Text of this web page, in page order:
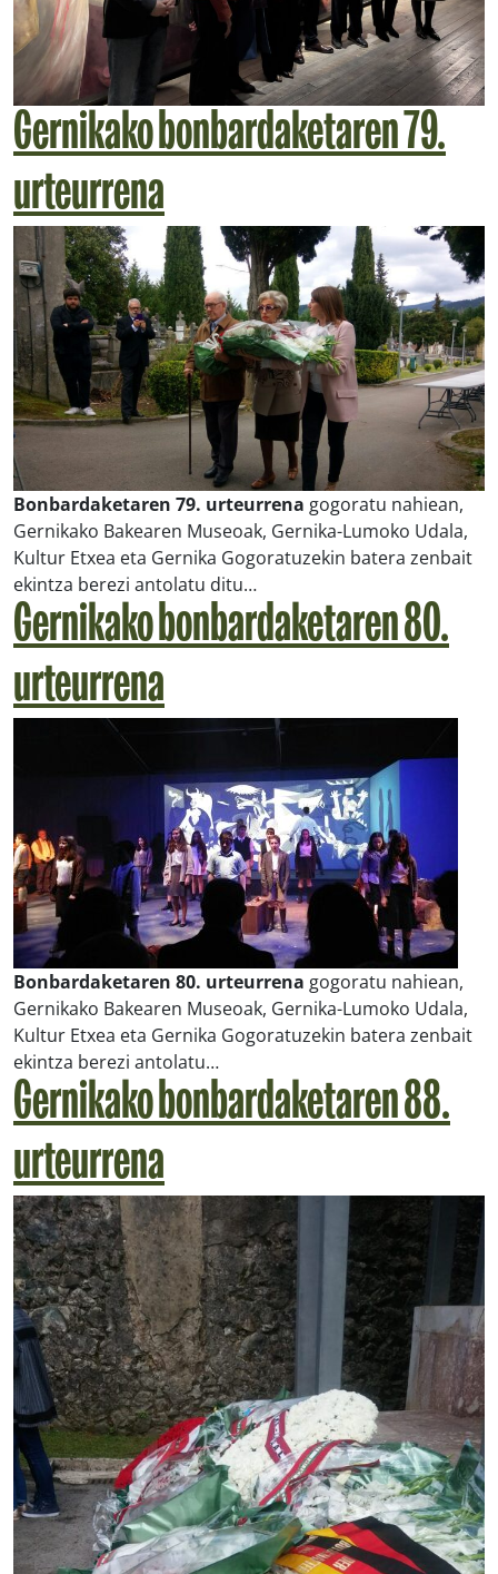
Gernikako bonbardaketaren 79.
urteurrena
Bonbardaketaren 79. urteurrena gogoratu nahiean,
Gernikako Bakearen Museoak, Gernika-Lumoko Udala,
Kultur Etxea eta Gernika Gogoratuzekin batera zenbait
ekintza berezi antolatu ditu…
Gernikako bonbardaketaren 80.
urteurrena
Bonbardaketaren 80. urteurrena gogoratu nahiean,
Gernikako Bakearen Museoak, Gernika-Lumoko Udala,
Kultur Etxea eta Gernika Gogoratuzekin batera zenbait
ekintza berezi antolatu…
Gernikako bonbardaketaren 88.
urteurrena